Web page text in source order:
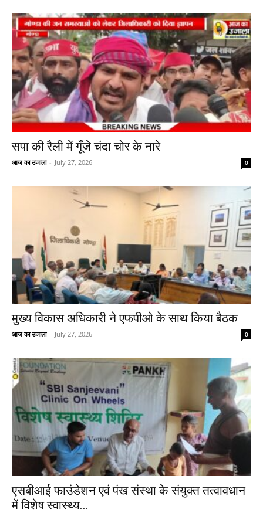
सपा की रैली में गूँजे चंदा चोर के नारे
आज का उजाला - July 27, 2026 0
मुख्य विकास अधिकारी ने एफपीओ के साथ किया बैठक
आज का उजाला - July 27, 2026 0
एसबीआई फाउंडेशन एवं पंख संस्था के संयुक्त तत्वावधान
में विशेष स्वास्थ्य...